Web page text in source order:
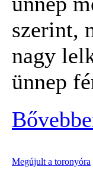
szerint,
nagy
ünnep
Megújult a toronyóra